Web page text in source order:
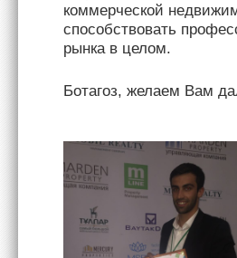
коммерческой
способствовать
рынка в целом.
Ботагоз, желаем Вам